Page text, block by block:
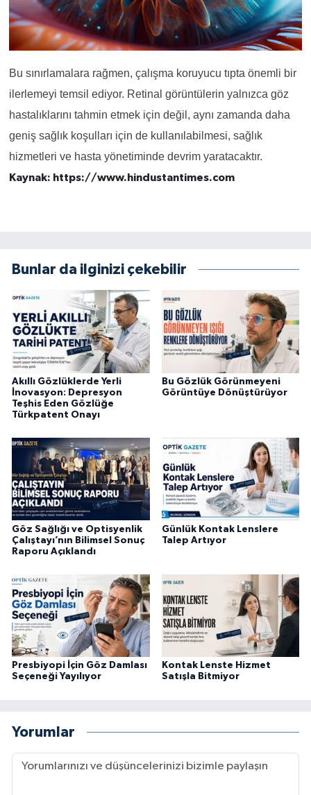
Bu sınırlamalara rağmen, çalışma koruyucu tıpta önemli bir
ilerlemeyi temsil ediyor. Retinal görüntülerin yalnızca göz
hastalıklarını tahmin etmek için değil, aynı zamanda daha
geniş sağlık koşulları için de kullanılabilmesi, sağlık
hizmetleri ve hasta yönetiminde devrim yaratacaktır.
Kaynak: https://www.hindustantimes.com
Bunlar da ilginizi çekebilir
Akıllı Gözlüklerde Yerli
İnovasyon: Depresyon
Teşhis Eden Gözlüğe
Türkpatent Onayı
Bu Gözlük Görünmeyeni
Görüntüye Dönüştürüyor
Göz Sağlığı ve Optisyenlik
Çalıştayı’nın Bilimsel Sonuç
Raporu Açıklandı
Günlük Kontak Lenslere
Talep Artıyor
Presbiyopi İçin Göz Damlası
Seçeneği Yayılıyor
Kontak Lenste Hizmet
Satışla Bitmiyor
Yorumlar